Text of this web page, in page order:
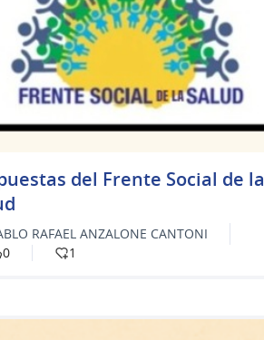
del Frente Social de la
RAFAEL ANZALONE CANTONI
0
1